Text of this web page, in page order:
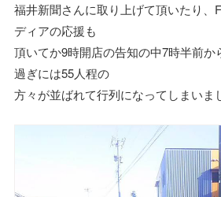
福井新聞さんに取り上げて頂いたり、
ディアの応援も
頂いてか9時開店の告知の中7時半前か
過ぎには55人程の
方々が並ばれて行列になってしまいま